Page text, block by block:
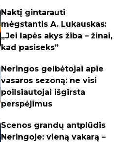
Naktį gintarauti
mėgstantis A. Lukauskas:
„Jei lapės akys žiba – žinai,
kad pasiseks”
Neringos gelbėtojai apie
vasaros sezoną: ne visi
poilsiautojai išgirsta
perspėjimus
Scenos grandų antplūdis
Neringoje: vieną vakarą –